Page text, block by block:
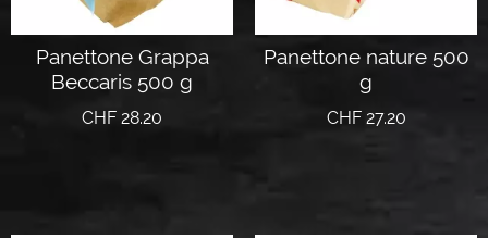
Panettone Grappa
Beccaris 500 g
CHF 28.20
Panettone nature 500
g
CHF27.20